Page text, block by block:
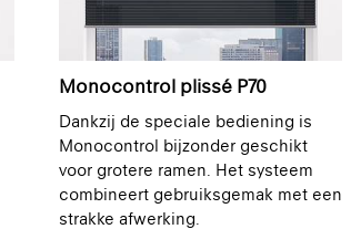
Monocontrol plissé P70
Dankzij de speciale bediening is
Monocontrol bijzonder geschikt
voor grotere ramen. Het systeem
combineert gebruiksgemak met een
strakke afwerking.